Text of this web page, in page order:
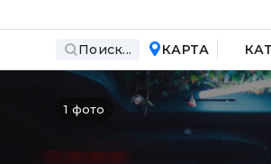
Поиск... КАРТА
1 фото